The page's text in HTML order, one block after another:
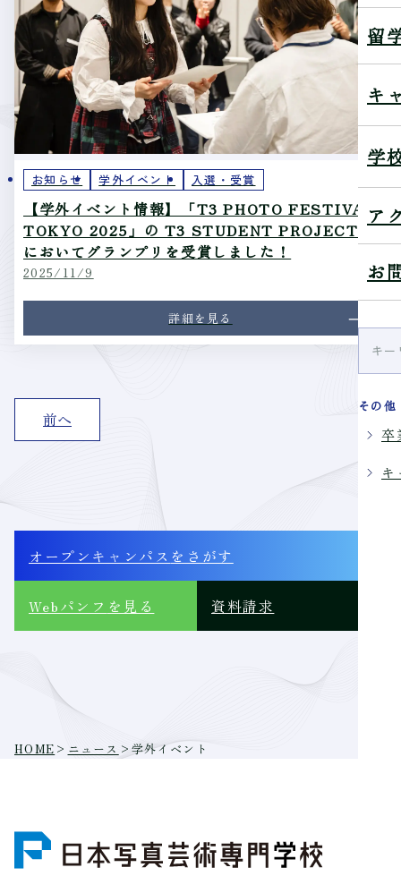
留
キ
学
ア
お
その他
卒
キ
お知らせ 学外イベント 入選・受賞
【学外イベント情報】「T3 PHOTO FESTIVAL
TOKYO 2025」の T3 STUDENT PROJECT
においてグランプリを受賞しました！
2025/11/9
詳細を見る
ジ
送
り
前へ
オープンキャンパス をさがす
Webパンフ を見る 資料請求
HOME > ニュース >学外イベント